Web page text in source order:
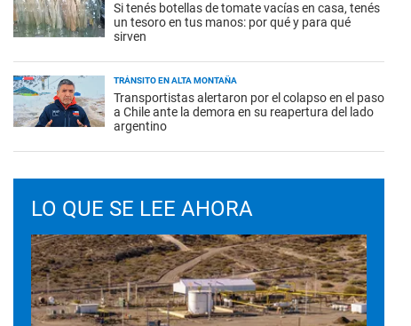
Si tenés botellas de tomate vacías en casa, tenés
un tesoro en tus manos: por qué y para qué
sirven
TRÁNSITO EN ALTA MONTAÑA
Transportistas alertaron por el colapso en el paso
a Chile ante la demora en su reapertura del lado
argentino
LO QUE SE LEE AHORA